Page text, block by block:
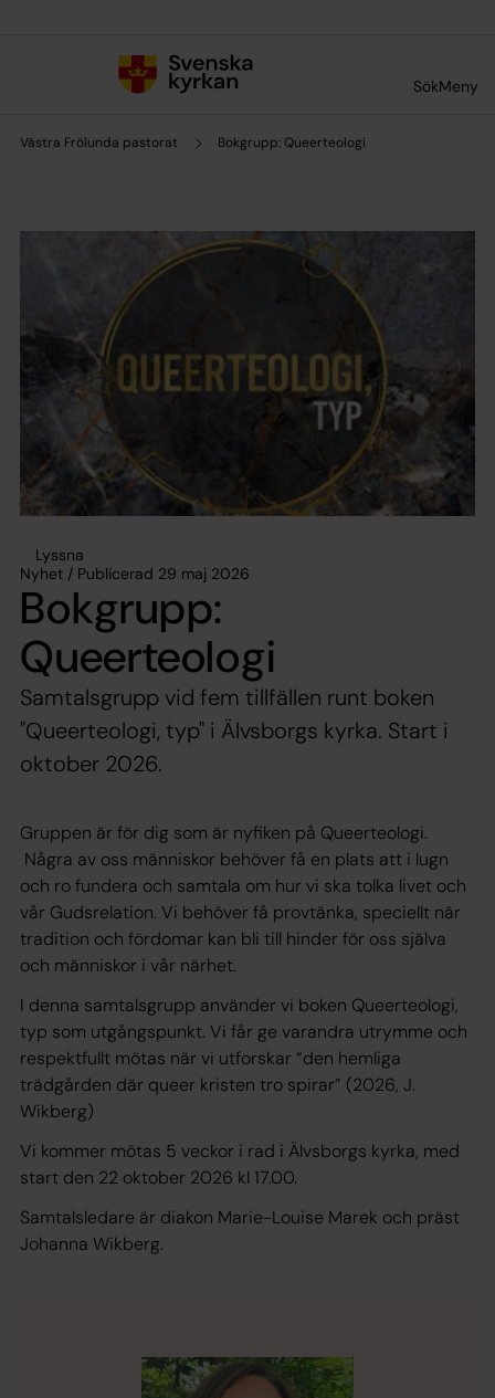
SökMeny
Västra Frölunda pastorat Bokgrupp: Queerteologi
Lyssna
Nyhet / Publicerad 29 maj 2026
Bokgrupp:
Queerteologi
Samtalsgrupp vid fem tillfällen runt boken
"Queerteologi, typ" i Älvsborgs kyrka. Start i
oktober 2026.
Gruppen är för dig som är nyfiken på Queerteologi.
Några av oss människor behöver få en plats att i lugn
och ro fundera och samtala om hur vi ska tolka livet och
vår Gudsrelation. Vi behöver få provtänka, speciellt när
tradition och fördomar kan bli till hinder för oss själva
och människor i vår närhet.
I denna samtalsgrupp använder vi boken Queerteologi,
typ som utgångspunkt. Vi får ge varandra utrymme och
respektfullt mötas när vi utforskar “den hemliga
trädgården där queer kristen tro spirar” (2026, J.
Wikberg)
Vi kommer mötas 5 veckor i rad i Älvsborgs kyrka, med
start den 22 oktober 2026 kl 17.00.
Samtalsledare är diakon Marie-Louise Marek och präst
Johanna Wikberg.